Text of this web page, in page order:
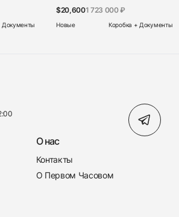
Документы
$20,6001 723 000 ₽
Новые Коробка + Документы
О нас
Контакты
О Первом Часовом